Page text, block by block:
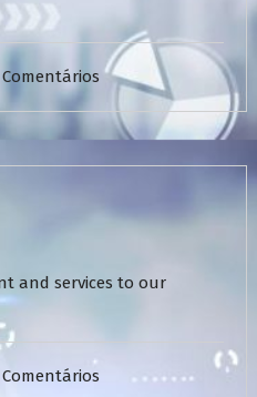
and services to our